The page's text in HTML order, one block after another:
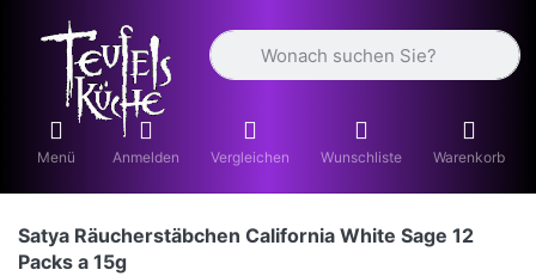
Geben Sie einen Suchbegriff ein.
Menü Anmelden Vergleichen Wunschliste Warenkorb
Satya Räucherstäbchen California White Sage 12
Packs a 15g